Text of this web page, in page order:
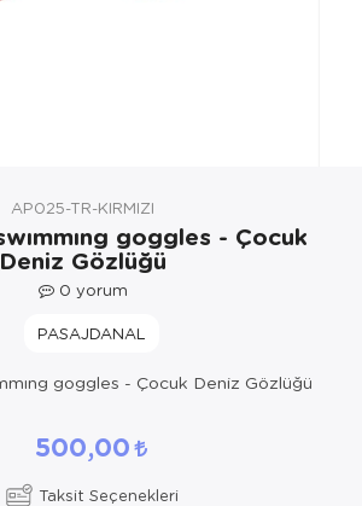
AP025-TR-KIRMIZI
goggles - Çocuk
Deniz Gözlüğü
0 yorum
PASAJDANAL
goggles - Çocuk Deniz Gözlüğü
500,00
Taksit Seçenekleri